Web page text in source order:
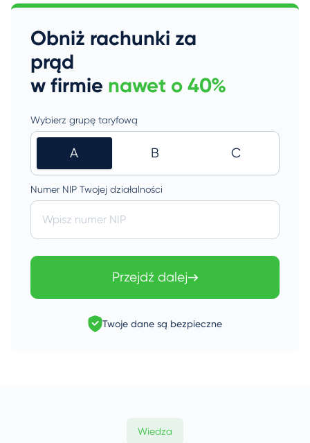
Obniż rachunki za
prąd
w firmie nawet o 40%
Wybierz grupę taryfową
A B C
Numer NIP Twojej działalności
Wpisz numer NIP
Przejdź dalej
Twoje dane są bezpieczne
Wiedza